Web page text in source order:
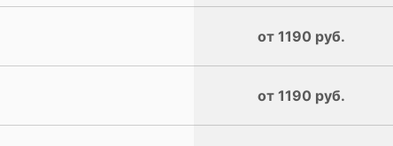
от 1190 руб.
от 1190 руб.